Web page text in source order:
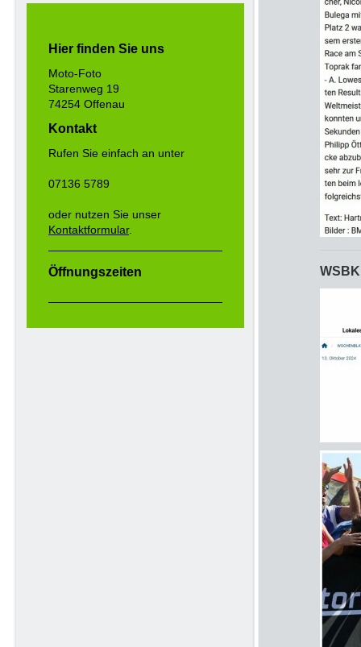
Hier finden Sie uns
Moto-Foto
Starenweg 19
74254 Offenau
Kontakt
Rufen Sie einfach an unter
07136 5789
oder nutzen Sie unser
Kontaktformular.
Öffnungszeiten